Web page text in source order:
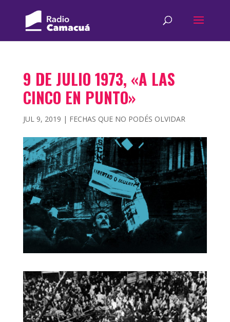
9 DE JULIO 1973, «A LAS
CINCO EN PUNTO»
JUL 9, 2019 | FECHAS QUE NO PODÉS OLVIDAR